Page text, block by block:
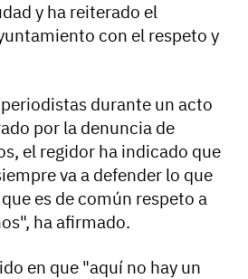
y ha reiterado el
con el respeto y
durante un acto
por la denuncia de
el regidor ha indicado que
va a defender lo que
es de común respeto a
ha afirmado.
en que "aquí no hay un